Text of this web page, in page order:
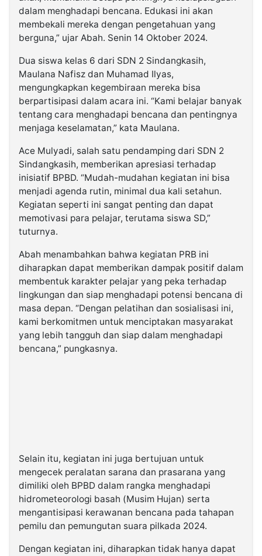
dalam menghadapi bencana. Edukasi ini akan
membekali mereka dengan pengetahuan yang
berguna,” ujar Abah. Senin 14 Oktober 2024.
Dua siswa kelas 6 dari SDN 2 Sindangkasih,
Maulana Nafisz dan Muhamad Ilyas,
mengungkapkan kegembiraan mereka bisa
berpartisipasi dalam acara ini. “Kami belajar banyak
tentang cara menghadapi bencana dan pentingnya
menjaga keselamatan,” kata Maulana.
Ace Mulyadi, salah satu pendamping dari SDN 2
Sindangkasih, memberikan apresiasi terhadap
inisiatif BPBD. “Mudah-mudahan kegiatan ini bisa
menjadi agenda rutin, minimal dua kali setahun.
Kegiatan seperti ini sangat penting dan dapat
memotivasi para pelajar, terutama siswa SD,”
tuturnya.
Abah menambahkan bahwa kegiatan PRB ini
diharapkan dapat memberikan dampak positif dalam
membentuk karakter pelajar yang peka terhadap
lingkungan dan siap menghadapi potensi bencana di
masa depan. “Dengan pelatihan dan sosialisasi ini,
kami berkomitmen untuk menciptakan masyarakat
yang lebih tangguh dan siap dalam menghadapi
bencana,” pungkasnya.
Selain itu, kegiatan ini juga bertujuan untuk
mengecek peralatan sarana dan prasarana yang
dimiliki oleh BPBD dalam rangka menghadapi
hidrometeorologi basah (Musim Hujan) serta
mengantisipasi kerawanan bencana pada tahapan
pemilu dan pemungutan suara pilkada 2024.
Dengan kegiatan ini, diharapkan tidak hanya dapat